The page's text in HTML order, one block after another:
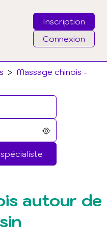
Inscription
Connexion
> Massage chinois -
mot de passe
autour de